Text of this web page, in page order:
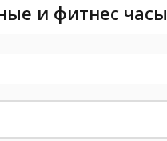
и фитнес часы